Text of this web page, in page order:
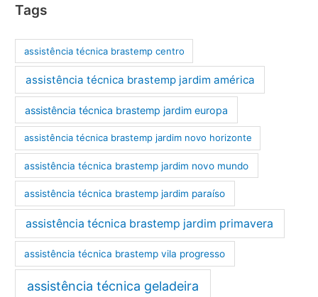
Tags
assistência técnica brastemp centro
assistência técnica brastemp jardim américa
assistência técnica brastemp jardim europa
assistência técnica brastemp jardim novo horizonte
assistência técnica brastemp jardim novo mundo
assistência técnica brastemp jardim paraíso
assistência técnica brastemp jardim primavera
assistência técnica brastemp vila progresso
assistência técnica geladeira